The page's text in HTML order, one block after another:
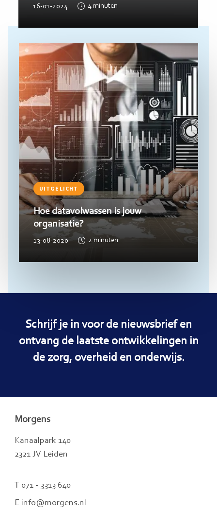
16-01-2024 4 minuten
UITGELICHT
Hoe datavolwassen is jouw
organisatie?
13-08-2020 2 minuten
Lees
Schrijf je in voor de nieuwsbrief en
ontvang de laatste ontwikkelingen in
de zorg, overheid en onderwijs.
Morgens
Kanaalpark 140
2321 JV Leiden
T 071 - 3313 640
E info@morgens.nl